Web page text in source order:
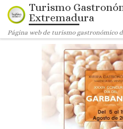
Saltar al contenido
Turismo
Extremadura
Página web de turismo gastronómico